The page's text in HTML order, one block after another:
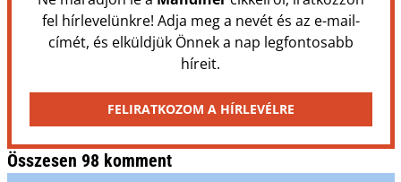
fel hírlevelünkre! Adja meg a nevét és az e-mail-
címét, és elküldjük Önnek a nap legfontosabb
híreit.
FELIRATKOZOM A HÍRLEVÉLRE
Összesen 98 komment